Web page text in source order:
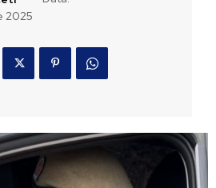
2025